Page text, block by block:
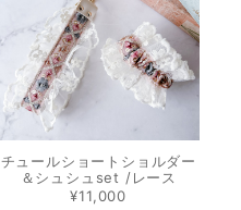
チュールショートショルダー
＆シュシュset /レース
¥11,000